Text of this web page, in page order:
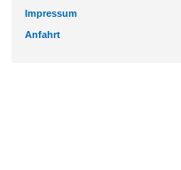
Impressum
Anfahrt